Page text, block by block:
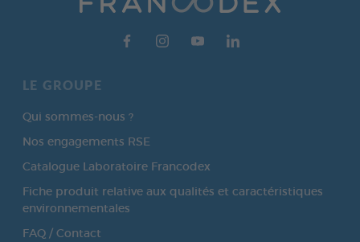
LE GROUPE
Qui sommes-nous ?
Nos engagements RSE
Catalogue Laboratoire Francodex
Fiche produit relative aux qualités et caractéristiques
environnementales
FAQ / Contact